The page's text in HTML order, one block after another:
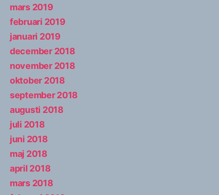
mars 2019
februari 2019
januari 2019
december 2018
november 2018
oktober 2018
september 2018
augusti 2018
juli 2018
juni 2018
maj 2018
april 2018
mars 2018